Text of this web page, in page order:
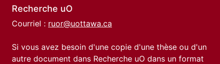
Recherche uO
Courriel : ruor@uottawa.ca
Si vous avez besoin d'une copie d'une thèse ou d'un
autre document dans Recherche uO dans un format